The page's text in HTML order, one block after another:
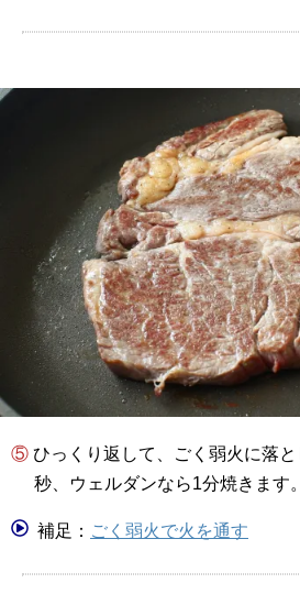
⑤ ひっくり返して、ごく弱火に落とし、ミディアムなら30
秒、ウェルダンなら1分焼きます。
補足： ごく弱火で火を通す